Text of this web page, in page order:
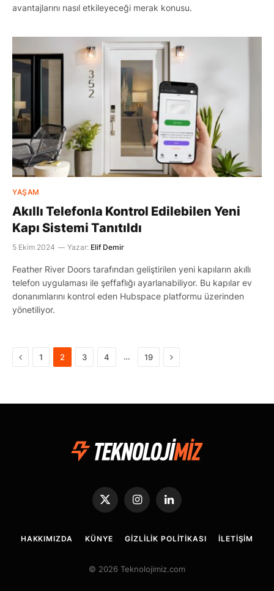
avantajlarını nasıl etkileyeceği merak konusu.
YAŞAM
Akıllı Telefonla Kontrol Edilebilen Yeni
Kapı Sistemi Tanıtıldı
5 Ekim 2024 Yazar: Elif Demir
Feather River Doors tarafından geliştirilen yeni kapıların akıllı
telefon uygulaması ile şeffaflığı ayarlanabiliyor. Bu kapılar ev
donanımlarını kontrol eden Hubspace platformu üzerinden
yönetiliyor.
Önceki
1 2 3 4 … 19 Sonraki
X
(Twitter)
InstagramLinkedIn
HAKKIMIZDA KÜNYE GIZLILIK POLITIKASI İLETIŞIM
© 2026 Teknolojimiz.com